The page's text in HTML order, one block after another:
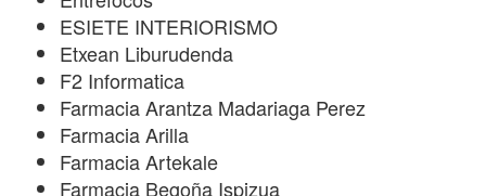
ESIETE INTERIORISMO
Etxean Liburudenda
F2 Informatica
Farmacia Arantza Madariaga Perez
Farmacia Arilla
Farmacia Artekale
Farmacia Begoña Ispizua